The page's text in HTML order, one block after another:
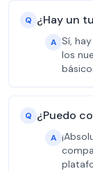
Q ¿Hay un
A Sí,
los
Q ¿Puedo
A